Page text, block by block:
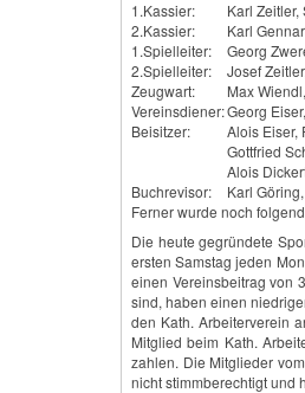
1.Kassier:
2.Kassier:
1.Spielleiter:
2.Spielleiter:
Zeugwart:
Vereinsdiener:
Beisitzer:
Buchrevisor:
Karl Zeitler,
Karl
Georg
Josef
Max
Georg
Alois Eiser,
Gottfried
Alois
Karl
Ferner wurde noch
Die heute gegründete
ersten Samstag jeden
einen Vereinsbeitrag von
sind, haben einen
den Kath. Arbeiterverein
Mitglied beim Kath.
zahlen. Die Mitglieder
nicht stimmberechtigt und